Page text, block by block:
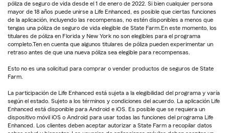
póliza de seguro de vida desde el 1 de enero de 2022. Si bien cualquier persona
mayor de 18 años puede unirse a Life Enhanced, es posible que ciertas funciones
de la aplicación, incluyendo las recompensas, no estén disponibles a menos que
tengas una póliza de seguro de vida elegible de State Farm.En este momento, los
titulares de póliza en Florida y New York no son elegibles para el programa
completo.Ten en cuenta que algunos titulares de póliza pueden experimentar un
retraso antes de que una nueva póliza sea elegible para recompensas.
Esto no es una solicitud para comprar o vender productos de seguros de State
Farm.
La participación de Life Enhanced está sujeta a la elegibilidad del programa y varía
según el estado. Sujeto a los términos y condiciones del acuerdo. La aplicación Life
Enhanced está disponible para Android e iOS. Es posible que se requiera un
dispositivo móvil iOS o Android para usar todas las funciones del programa Life
Enhanced. Los clientes deben aceptar autorizar a State Farm a recopilar datos